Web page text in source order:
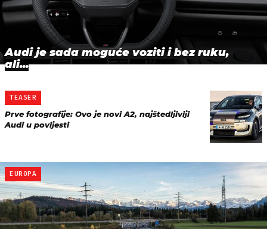
Audi je sada moguće voziti i bez ruku,
ali...
TEASER
Prve fotografije: Ovo je novi A2, najštedljiviji
Audi u povijesti
EUROPA